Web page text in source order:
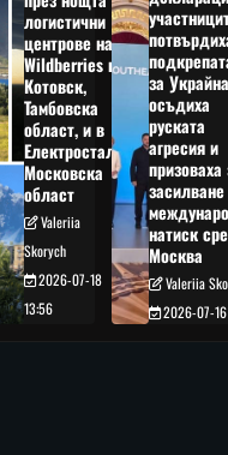
логистични
центрове на
Wildberries в
Котовск,
Тамбовска
област, и в
Електростал,
Московска
област
Valeriia
Skorych
2026-07-18
13:56
за
осъдиха
руската
агресия и
призоваха
натиск
Москва
Valeriia
2026-07-